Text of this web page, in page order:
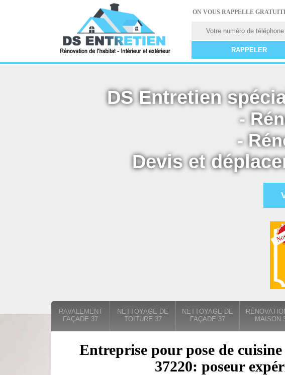
ON VOUS RAPPELLE
DS Entretien
-
-
Devis et
RAVALEMENT
FAÇADE 37
NETTOYAGE DE
TOITURE 37
NETTOYAGE DE
FAÇADE 37
MAISON
Entreprise pour pose de
37220: poseur